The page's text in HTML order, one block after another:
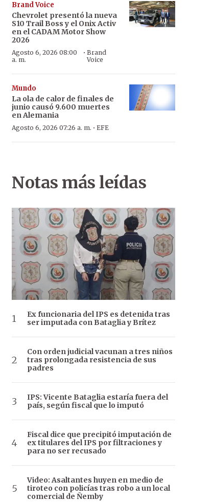
Brand Voice
Chevrolet presentó la nueva
S10 Trail Boss y el Onix Activ
en el CADAM Motor Show
2026
Agosto 6, 2026 08:00
a. m.
·Brand
Voice
Mundo
La ola de calor de finales de
junio causó 9.600 muertes
en Alemania
Agosto 6, 2026 07:26 a. m. · EFE
Notas más leídas
Ex funcionaria del IPS es detenida tras
ser imputada con Bataglia y Brítez
Con orden judicial vacunan a tres niños
tras prolongada resistencia de sus
padres
IPS: Vicente Bataglia estaría fuera del
país, según fiscal que lo imputó
Fiscal dice que precipitó imputación de
ex titulares del IPS por filtraciones y
para no ser recusado
Video: Asaltantes huyen en medio de
tiroteo con policías tras robo a un local
comercial de Ñemby